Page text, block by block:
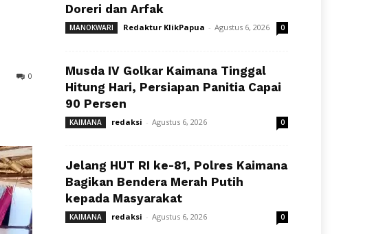
0
Doreri dan Arfak
MANOKWARI Redaktur KlikPapua - Agustus 6, 2026 0
Musda IV Golkar Kaimana Tinggal
Hitung Hari, Persiapan Panitia Capai
90 Persen
KAIMANA redaksi - Agustus 6, 2026 0
Jelang HUT RI ke-81, Polres Kaimana
Bagikan Bendera Merah Putih
kepada Masyarakat
KAIMANA redaksi - Agustus 6, 2026 0